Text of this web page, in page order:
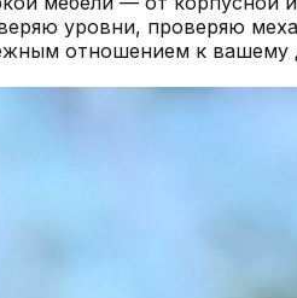
уровни, проверяю
отношением к вашему